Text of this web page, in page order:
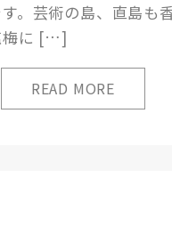
。芸術の島、直島も
梅に […]